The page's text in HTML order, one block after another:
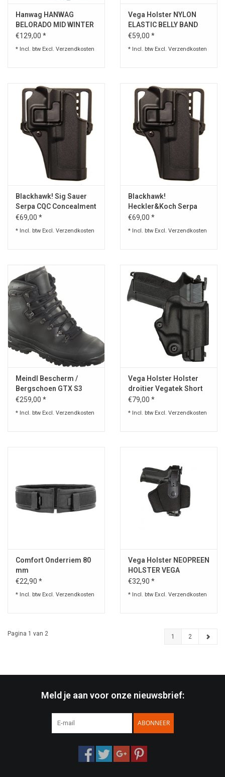
Hanwag HANWAG
BELORADO MID WINTER
LADY GTX
€129,00 *
* Incl. btw Excl. Verzendkosten
Vega Holster NYLON
ELASTIC BELLY BAND
€59,00 *
* Incl. btw Excl. Verzendkosten
Blackhawk! Sig Sauer
Serpa CQC Concealment
Holster Matte Finish
€69,00 *
* Incl. btw Excl. Verzendkosten
Blackhawk!
Heckler&Koch Serpa
CQC Concealment
Holster Matte Finish
€69,00 *
* Incl. btw Excl. Verzendkosten
Meindl Bescherm /
Bergschoen GTX S3
€259,00 *
* Incl. btw Excl. Verzendkosten
Vega Holster Holster
droitier Vegatek Short
VKS8
€79,00 *
* Incl. btw Excl. Verzendkosten
Comfort Onderriem 80
mm
€22,90 *
* Incl. btw Excl. Verzendkosten
Vega Holster NEOPREEN
HOLSTER VEGA
€32,90 *
* Incl. btw Excl. Verzendkosten
Pagina 1 van 2 1 2
Meld je aan voor onze nieuwsbrief:
ABONNEER